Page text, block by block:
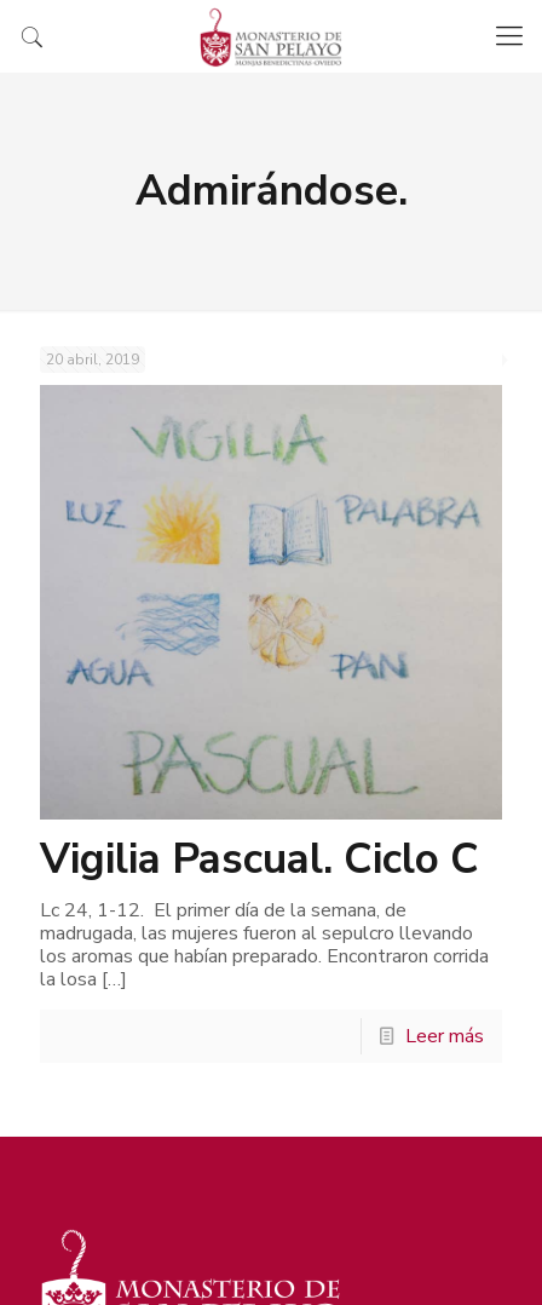
Admirándose.
20 abril, 2019
Vigilia Pascual. Ciclo C
Lc 24, 1-12. El primer día de la semana, de
madrugada, las mujeres fueron al sepulcro llevando
los aromas que habían preparado. Encontraron corrida
la losa […]
Leer más